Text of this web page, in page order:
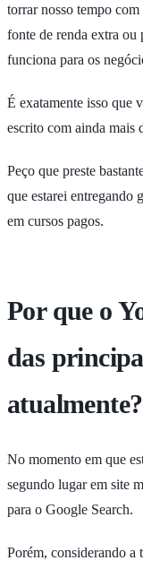
torrar nosso tempo com
fonte de renda extra ou
funciona para os
É exatamente isso que
escrito com ainda mais
Peço que preste
que estarei entregando
em cursos pagos.
Por que o
das
atualmente?
No momento em que
segundo lugar em site
para o Google Search.
Porém, considerando a